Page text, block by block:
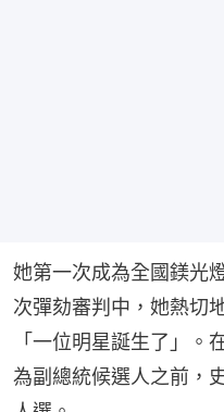
她第一次成為全國鎂光
次彈劾審判中，她熱切
「一位明星誕生了」。
為副總統候選人之前，